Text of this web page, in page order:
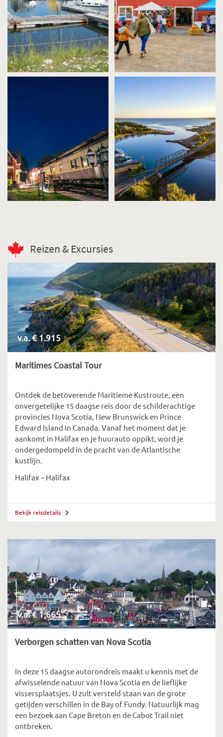
Reizen & Excursies
v.a. € 1.915
Maritimes Coastal Tour
Ontdek de betoverende Maritieme Kustroute, een
onvergetelijke 15 daagse reis door de schilderachtige
provincies Nova Scotia, New Brunswick en Prince
Edward Island in Canada. Vanaf het moment dat je
aankomt in Halifax en je huurauto oppikt, word je
ondergedompeld in de pracht van de Atlantische
kustlijn.
Halifax – Halifax
Bekijk reisdetails
v.a. € 1,665
Verborgen schatten van Nova Scotia
In deze 15 daagse autorondreis maakt u kennis met de
afwisselende natuur van Nova Scotia en de lieflijke
vissersplaatsjes. U zult versteld staan van de grote
getijden verschillen in de Bay of Fundy. Natuurlijk mag
een bezoek aan Cape Breton en de Cabot Trail niet
ontbreken.